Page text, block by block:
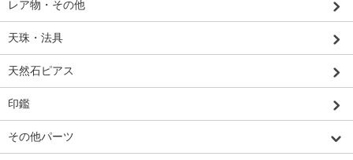
レア物・その他
天珠・法具
天然石ピアス
印鑑
その他パーツ